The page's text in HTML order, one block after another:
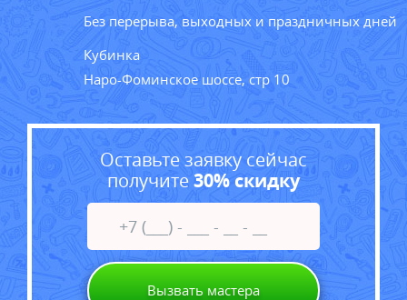
Без перерыва, выходных и праздничных дней
Кубинка
Наро-Фоминское шоссе, стр 10
Оставьте заявку сейчас
получите30% скидку
Вызвать мастера